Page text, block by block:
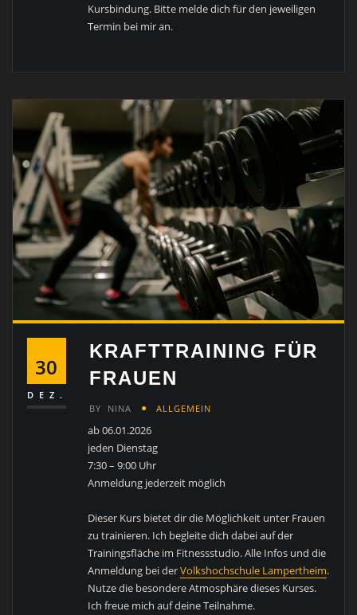
Kursbindung. Bitte melde dich für den jeweiligen
Termin bei mir an.
30
DEZ.
KRAFTTRAINING FÜR
FRAUEN
BY NINA ALLGEMEIN
ab 06.01.2026
jeden Dienstag
7:30 – 9:00 Uhr
Anmeldung jederzeit möglich
Dieser Kurs bietet dir die Möglichkeit unter Frauen
zu trainieren. Ich begleite dich dabei auf der
Trainingsfläche im Fitnessstudio. Alle Infos und die
Anmeldung bei derVolkshochschule Lampertheim.
Nutze die besondere Atmosphäre dieses Kurses.
Ich freue mich auf deine Teilnahme.